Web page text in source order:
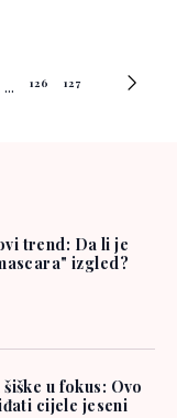
... 126 127
trend: Da li je
izgled?
u fokus: Ovo
cijele jeseni